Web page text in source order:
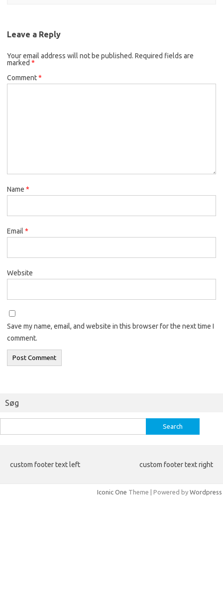
Leave a Reply
Your email address will not be published. Required fields are
marked *
Comment*
Name *
Email *
Website
Save my name, email, and website in this browser for the next time I
comment.
Søg
for:
custom footer text left custom footer text right
Iconic One Theme | Powered by Wordpress